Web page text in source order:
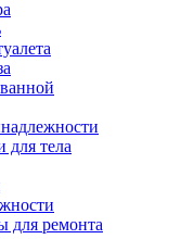
для тела
для ремонта